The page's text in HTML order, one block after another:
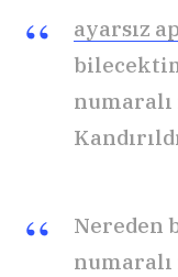
ayarsız
numaralı
Nereden
numaralı